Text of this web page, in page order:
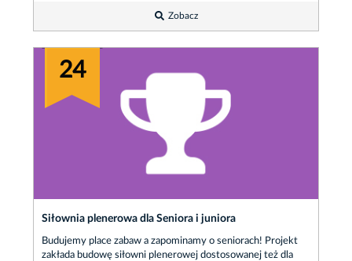
Zobacz
24
Siłownia plenerowa dla Seniora i juniora
Budujemy place zabaw a zapominamy o seniorach! Projekt
zakłada budowę siłowni plenerowej dostosowanej też dla